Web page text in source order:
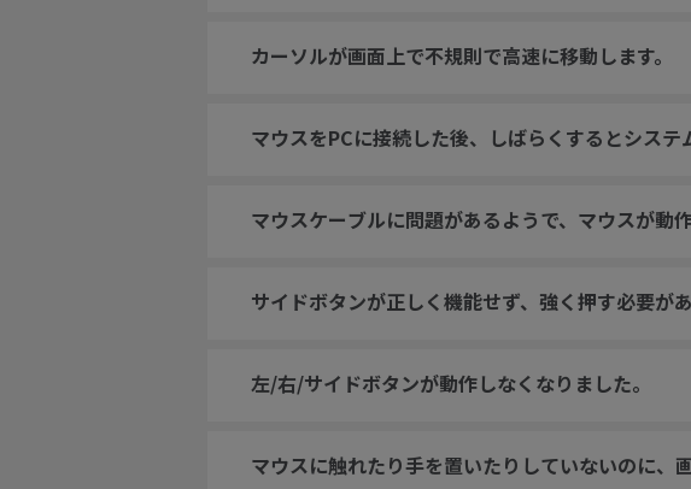
カーソルが画面上で不規則で高速に移動します。
マウスをPCに接続した後、しばらくするとシステ
マウスケーブルに問題があるようで、マウスが動
サイドボタンが正しく機能せず、強く押す必要があ
左/右/サイドボタンが動作しなくなりました。
マウスに触れたり手を置いたりしていないのに、